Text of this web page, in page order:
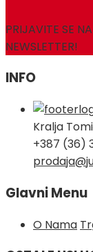
PRIJAVITE SE NA
NEWSLETTER!
INFO
Kralja
+387 (36)
Glavni Menu
O Nama